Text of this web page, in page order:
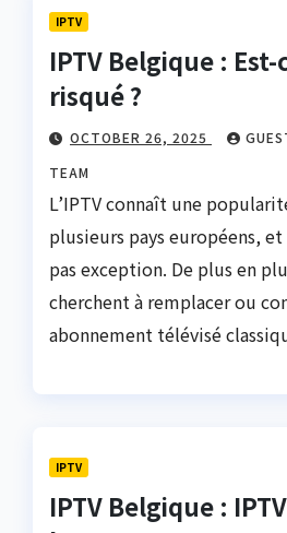
IPTV
IPTV Belgique :
risqué ?
OCTOBER 26, 2025
TEAM
L’IPTV connaît une
plusieurs pays européens,
pas exception. De plus en
cherchent à remplacer ou
abonnement télévisé
IPTV
IPTV Belgique :